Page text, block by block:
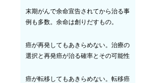
末期がんで余命宣告されてから治る事
例も多数。余命は創りだすもの。
癌が再発してもあきらめない。治療の
選択と再発癌が治る確率とその可能性
癌が転移してもあきらめない。転移癌